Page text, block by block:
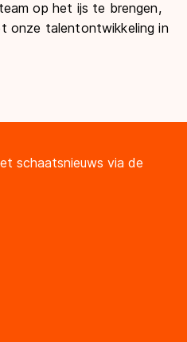
op het ijs te brengen,
onze talentontwikkeling in
schaatsnieuws via de